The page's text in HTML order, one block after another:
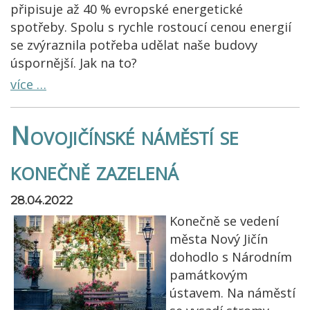
připisuje až 40 % evropské energetické
spotřeby. Spolu s rychle rostoucí cenou energií
se zvýraznila potřeba udělat naše budovy
úspornější. Jak na to?
více …
Novojičínské náměstí se
konečně zazelená
28.04.2022
Konečně se vedení
města Nový Jičín
dohodlo s Národním
památkovým
ústavem. Na náměstí